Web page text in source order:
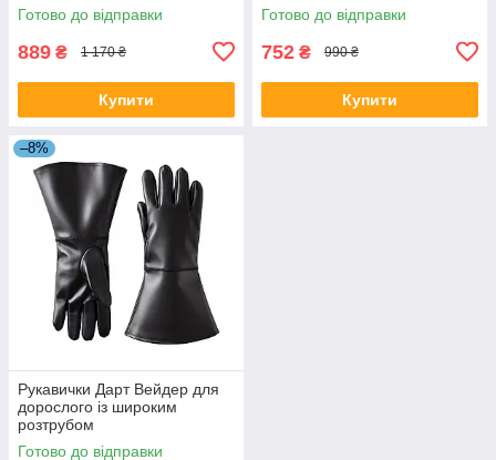
дорослих
Готово до відправки
889 ₴ 1 170 ₴
Купити
Готово до відправки
752 ₴ 990 ₴
Купити
–8%
Рукавички Дарт Вейдер для
дорослого із широким
розтрубом
Готово до відправки